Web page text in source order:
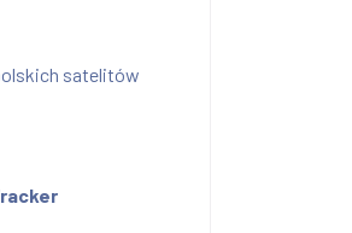
satelitów